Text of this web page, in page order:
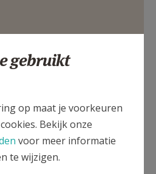
gebruikt
op maat je voorkeuren
Bekijk onze
voor meer informatie
te wijzigen.